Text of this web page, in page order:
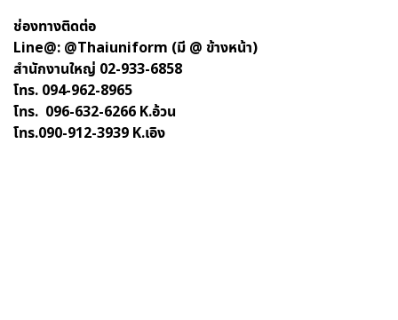
ช่องทางติดต่อ
Line@: @Thaiuniform (มี @ ข้างหน้า)
สำนักงานใหญ่ 02-933-6858
โทร. 094-962-8965
โทร. 096-632-6266 K.อ้วน
โทร.090-912-3939 K.เอิง